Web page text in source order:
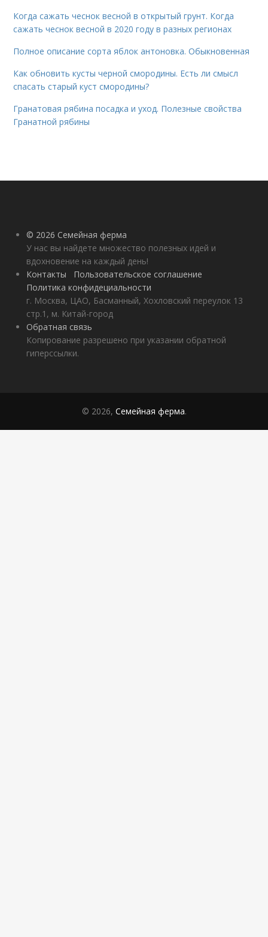
Когда сажать чеснок весной в открытый грунт. Когда
сажать чеснок весной в 2020 году в разных регионах
Полное описание сорта яблок антоновка. Обыкновенная
Как обновить кусты черной смородины. Есть ли смысл
спасать старый куст смородины?
Гранатовая рябина посадка и уход. Полезные свойства
Гранатной рябины
© 2026 Семейная ферма
У нас вы найдете множество полезных идей и
вдохновение на каждый день!
Контакты
Пользовательское соглашение
Политика конфидециальности
г. Москва, ЦАО, Басманный, Хохловский переулок 13
стр.1, м. Китай-город
Обратная связь
Копирование разрешено при указании обратной
гиперссылки.
© 2026, Семейная ферма.